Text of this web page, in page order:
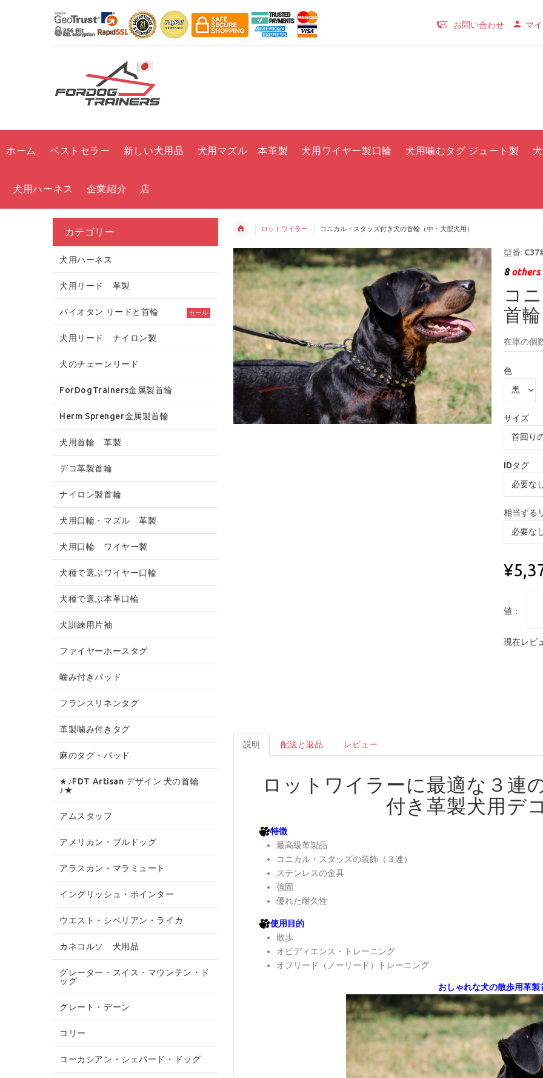
お問い合わせ マ
ホーム ベストセラー 新しい犬用品 犬用マズル 本革製 犬用ワイヤー製口輪 犬用噛むタグ ジュート製
犬用ハーネス 企業紹介 店
ロットワイラー コニカル・スタッズ付き犬の首輪（中・大型犬用）
型番:
8others
コ
首
在庫の個
色
サイズ
IDタグ
相当する
値：
現在レビ
説明 配送と返品 レビュー
ロットワイラーに最適な３連
付き革製犬用デ
特徴
最高級革製品
コニカル・スタッズの装飾（３連）
ステンレスの金具
強固
優れた耐久性
使用目的
散歩
オビディエンス・トレーニング
オフリード（ノーリード）トレーニング
おしゃれな犬の散歩用革製
カテゴリー
犬用ハーネス
犬用リード 革製
バイオタン リードと首輪 セール
犬用リード ナイロン製
犬のチェーンリード
ForDogTrainers金属製首輪
Herm Sprenger金属製首輪
犬用首輪 革製
デコ革製首輪
ナイロン製首輪
犬用口輪・マズル 革製
犬用口輪 ワイヤー製
犬種で選ぶワイヤー口輪
犬種で選ぶ本革口輪
犬訓練用片袖
ファイヤーホースタグ
噛み付きパッド
フランスリネンタグ
革製噛み付きタグ
麻のタグ・パッド
★♪FDT Artisan デザイン 犬の首輪
♪★
アムスタッフ
アメリカン・ブルドッグ
アラスカン・マラミュート
イングリッシュ・ポインター
ウエスト・シベリアン・ライカ
カネコルソ 犬用品
グレーター・スイス・マウンテン・ド
ッグ
グレート・デーン
コリー
コーカシアン・シェパード・ドッグ